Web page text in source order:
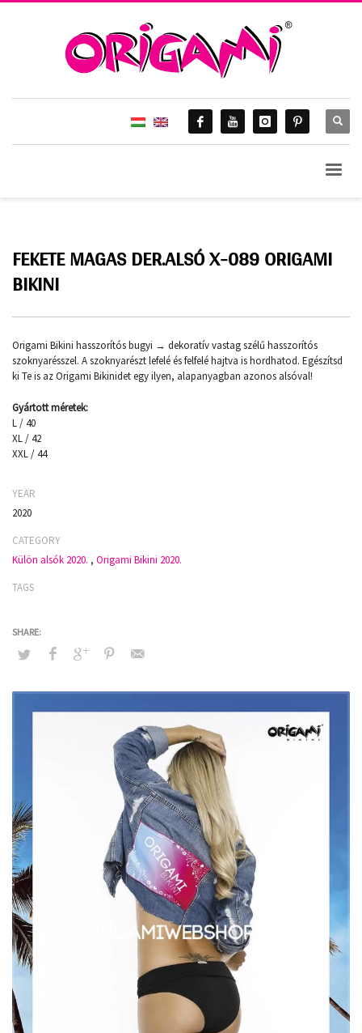
FEKETE MAGAS DER.ALSÓ X-089 ORIGAMI
BIKINI
Origami Bikini hasszorítós bugyi → dekoratív vastag szélű hasszorítós
szoknyarésszel. A szoknyarészt lefelé és felfelé hajtva is hordhatod. Egészítsd
ki Te is az Origami Bikinidet egy ilyen, alapanyagban azonos alsóval!
Gyártott méretek:
L / 40
XL / 42
XXL / 44
YEAR
2020
CATEGORY
Külön alsók 2020. , Origami Bikini 2020.
TAGS